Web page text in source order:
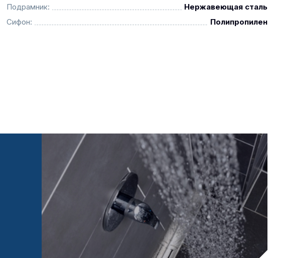
Подрамник:
Нержавеющая сталь
Сифон:
Полипропилен